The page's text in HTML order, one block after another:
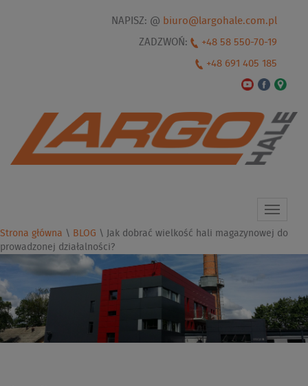
NAPISZ: @ biuro@largohale.com.pl
ZADZWOŃ: +48 58 550-70-19
+48 691 405 185
Toggle
Strona główna \ BLOG \
Jak dobrać wielkość hali magazynowej do
prowadzonej działalności?